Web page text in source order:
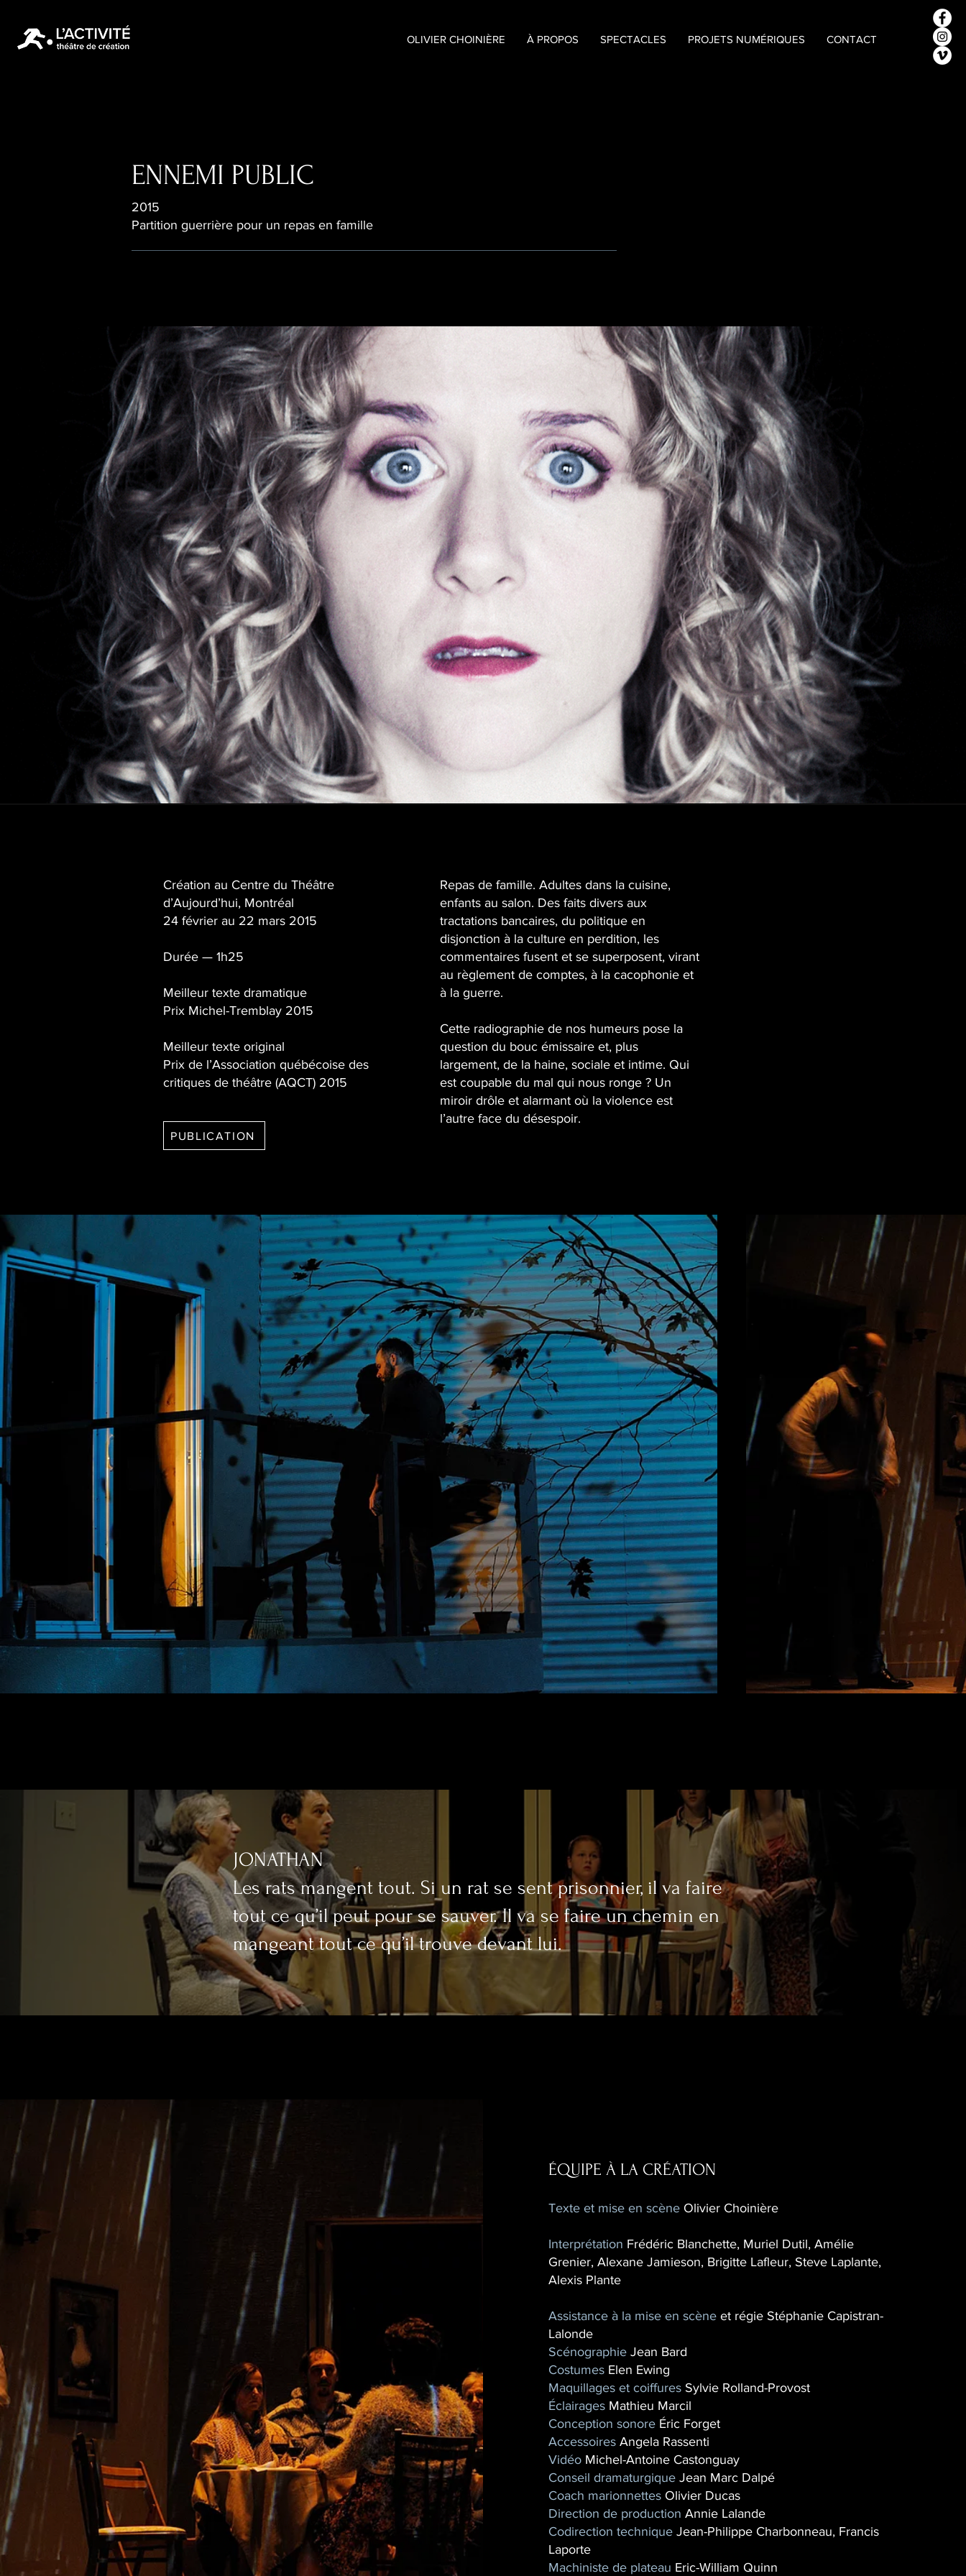
OLIVIER CHOINIÈRE À PROPOS SPECTACLES PROJETS NUMÉRIQUES CONTACT
ENNEMI PUBLIC
2015
Partition guerrière pour un repas en famille
Création au Centre du Théâtre
d’Aujourd’hui, Montréal
24 février au 22 mars 2015
Durée — 1h25
Meilleur texte dramatique
Prix Michel-Tremblay 2015
Meilleur texte original
Prix de l’Association québécoise des
critiques de théâtre (AQCT) 2015
PUBLICATION
Repas de famille. Adultes dans la cuisine,
enfants au salon. Des faits divers aux
tractations bancaires, du politique en
disjonction à la culture en perdition, les
commentaires fusent et se superposent, virant
au règlement de comptes, à la cacophonie et
à la guerre.
Cette radiographie de nos humeurs pose la
question du bouc émissaire et, plus
largement, de la haine, sociale et intime. Qui
est coupable du mal qui nous ronge ? Un
miroir drôle et alarmant où la violence est
l’autre face du désespoir.
JONATHAN
Les rats mangent tout. Si un rat se sent prisonnier, il va faire
tout ce qu’il peut pour se sauver. Il va se faire un chemin en
mangeant tout ce qu’il trouve devant lui.
ÉQUIPE À LA CRÉATION
Texte et mise en scène Olivier Choinière
Interprétation Frédéric Blanchette, Muriel Dutil, Amélie
Grenier, Alexane Jamieson, Brigitte Lafleur, Steve Laplante,
Alexis Plante
Assistance à la mise en scène et régie Stéphanie Capistran-
Lalonde
Scénographie Jean Bard
Costumes Elen Ewing
Maquillages et coiffures Sylvie Rolland-Provost
Éclairages Mathieu Marcil
Conception sonore Éric Forget
Accessoires Angela Rassenti
Vidéo Michel-Antoine Castonguay
Conseil dramaturgique Jean Marc Dalpé
Coach marionnettes Olivier Ducas
Direction de production Annie Lalande
Codirection technique Jean-Philippe Charbonneau, Francis
Laporte
Machiniste de plateau Eric-William Quinn